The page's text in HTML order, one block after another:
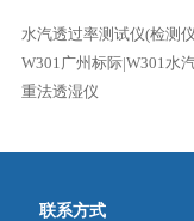
水汽透过率测试仪(检测
W301广州标际|W301水
重法透湿仪
联系方式